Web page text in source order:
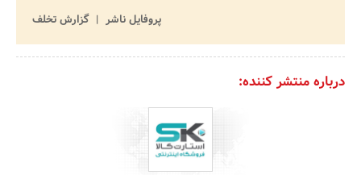
پروفایل ناشر
گزارش تخلف
درباره منتشر کننده: